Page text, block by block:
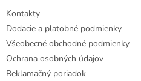
Kontakty
Dodacie a platobné podmienky
Všeobecné obchodné podmienky
Ochrana osobných údajov
Reklamačný poriadok